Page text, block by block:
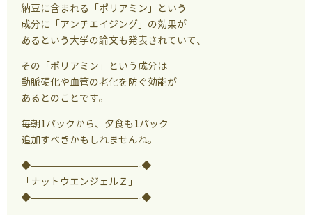
納豆に含まれる「ポリアミン」という
成分に「アンチエイジング」の効果が
あるという大学の論文も発表されていて、
その「ポリアミン」という成分は
動脈硬化や血管の老化を防ぐ効能が
あるとのことです。
毎朝1パックから、夕食も1パック
追加すべきかもしれませんね。
◆———————————-◆
「ナットウエンジェルＺ」
◆———————————-◆